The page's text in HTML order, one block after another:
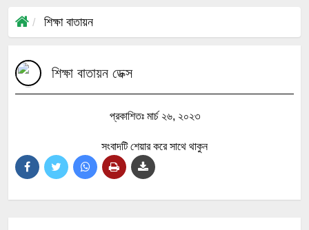
শিক্ষা বাতায়ন
শিক্ষা বাতায়ন ডেক্স
প্রকাশিতঃ মার্চ ২৬, ২০২৩
সংবাদটি শেয়ার করে সাথে থাকুন